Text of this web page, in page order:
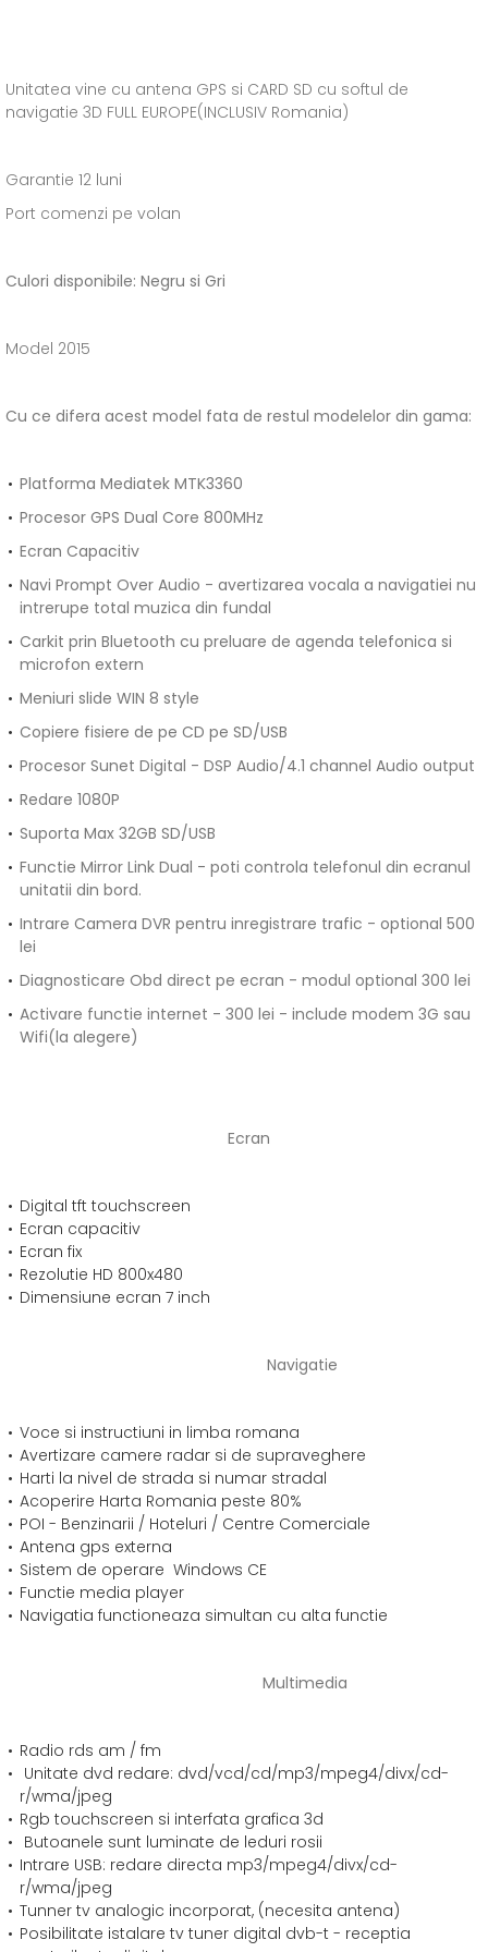
Unitatea vine cu antena GPS si CARD SD cu softul de
navigatie 3D FULL EUROPE(INCLUSIV Romania)
Garantie 12 luni
Port comenzi pe volan
Culori disponibile: Negru si Gri
Model 2015
Cu ce difera acest model fata de restul modelelor din gama:
Platforma Mediatek MTK3360
Procesor GPS Dual Core 800MHz
Ecran Capacitiv
Navi Prompt Over Audio - avertizarea vocala a navigatiei nu
intrerupe total muzica din fundal
Carkit prin Bluetooth cu preluare de agenda telefonica si
microfon extern
Meniuri slide WIN 8 style
Copiere fisiere de pe CD pe SD/USB
Procesor Sunet Digital - DSP Audio/4.1 channel Audio output
Redare 1080P
Suporta Max 32GB SD/USB
Functie Mirror Link Dual - poti controla telefonul din ecranul
unitatii din bord.
Intrare Camera DVR pentru inregistrare trafic - optional 500
lei
Diagnosticare Obd direct pe ecran - modul optional 300 lei
Activare functie internet - 300 lei - include modem 3G sau
Wifi(la alegere)
Ecran
Digital tft touchscreen
Ecran capacitiv
Ecran fix
Rezolutie HD 800x480
Dimensiune ecran 7 inch
Navigatie
Voce si instructiuni in limba romana
Avertizare camere radar si de supraveghere
Harti la nivel de strada si numar stradal
Acoperire Harta Romania peste 80%
POI - Benzinarii / Hoteluri / Centre Comerciale
Antena gps externa
Sistem de operare Windows CE
Functie media player
Navigatia functioneaza simultan cu alta functie
Multimedia
Radio rds am / fm
Unitate dvd redare: dvd/vcd/cd/mp3/mpeg4/divx/cd-
r/wma/jpeg
Rgb touchscreen si interfata grafica 3d
Butoanele sunt luminate de leduri rosii
Intrare USB: redare directa mp3/mpeg4/divx/cd-
r/wma/jpeg
Tunner tv analogic incorporat, (necesita antena)
Posibilitate istalare tv tuner digital dvb-t - receptia